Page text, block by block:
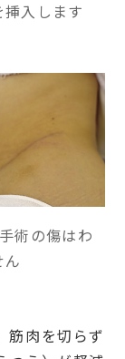
入します
術の傷はわ
筋肉を切らず